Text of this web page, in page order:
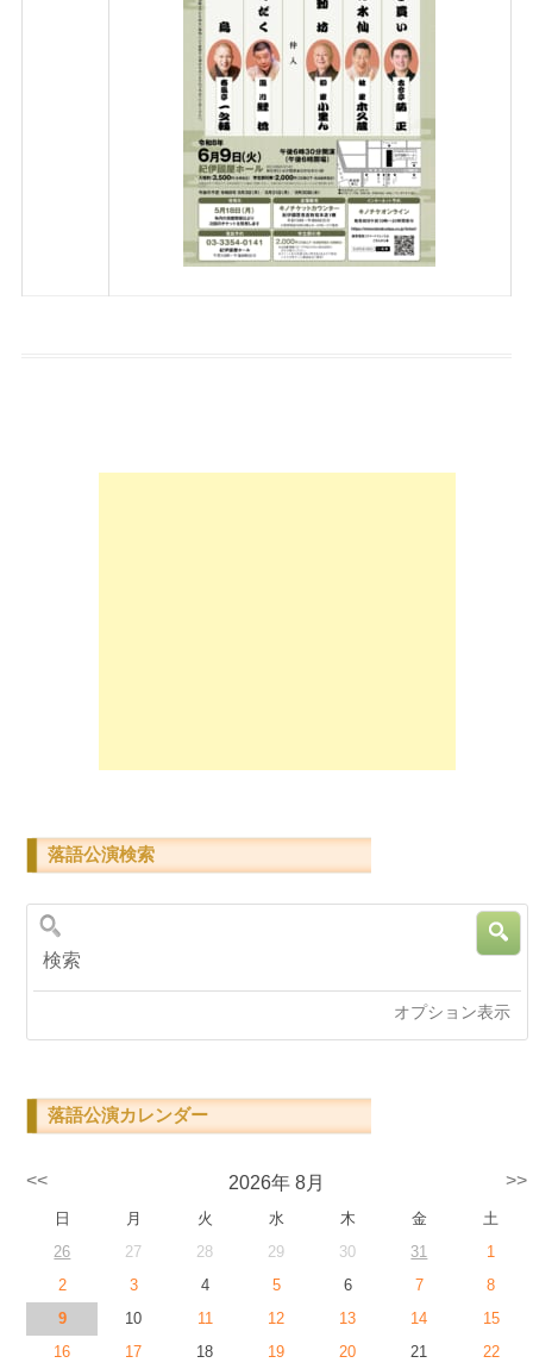
落語公演検索
オプション表示
落語公演カレンダー
<< 2026年 8月 >>
日 月 火 水 木 金
土
26
27 28 29 30 31
1
2
3 4 5 6 7
8
9
10 11 12 13 14
15
16
17 18 19 20 21 22